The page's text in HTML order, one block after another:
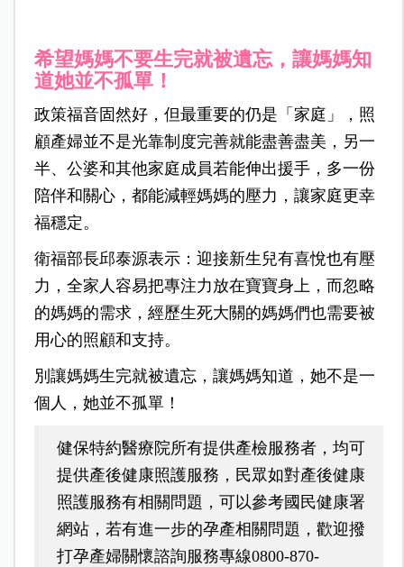
希望媽媽不要生完就被遺忘，讓媽媽知
道她並不孤單！
政策福音固然好，但最重要的仍是「家庭」，照
顧產婦並不是光靠制度完善就能盡善盡美，另一
半、公婆和其他家庭成員若能伸出援手，多一份
陪伴和關心，都能減輕媽媽的壓力，讓家庭更幸
福穩定。
衛福部長邱泰源表示：迎接新生兒有喜悅也有壓
力，全家人容易把專注力放在寶寶身上，而忽略
的媽媽的需求，經歷生死大關的媽媽們也需要被
用心的照顧和支持。
別讓媽媽生完就被遺忘，讓媽媽知道，她不是一
個人，她並不孤單！
健保特約醫療院所有提供產檢服務者，均可
提供產後健康照護服務，民眾如對產後健康
照護服務有相關問題，可以參考國民健康署
網站，若有進一步的孕產相關問題，歡迎撥
打孕產婦關懷諮詢服務專線0800-870-